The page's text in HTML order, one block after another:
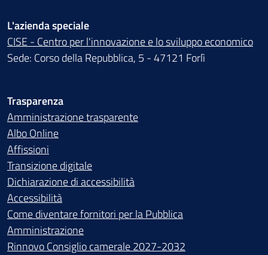
L'azienda speciale
CISE - Centro per l'innovazione e lo sviluppo economico
Sede: Corso della Repubblica, 5 - 47121 Forlì
Trasparenza
Amministrazione trasparente
Albo Online
Affissioni
Transizione digitale
Dichiarazione di accessibilità
Accessibilità
Come diventare fornitori per la Pubblica
Amministrazione
Rinnovo Consiglio camerale 2027-2032